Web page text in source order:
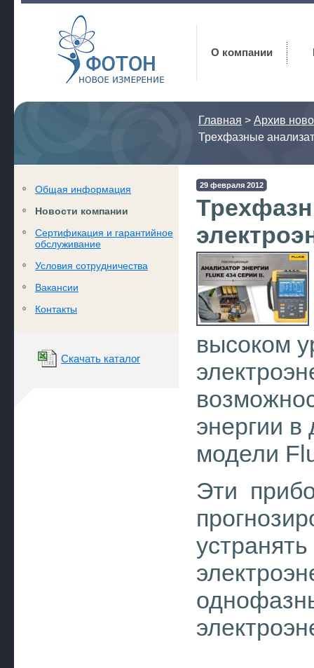
Фотон
О компании
Главная > Архив
Трехфазные
Общая информация
Новости компании
Сертификация и гарантийное
обслуживание
Условия сотрудничества
Вакансии
Контакты
Скачать каталог
29 февраля 2012
высоком
энергии
модели
Эти